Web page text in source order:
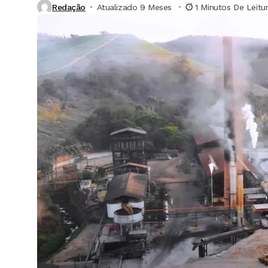
Redação Atualizado 9 Meses ⁮ 1 Minutos De